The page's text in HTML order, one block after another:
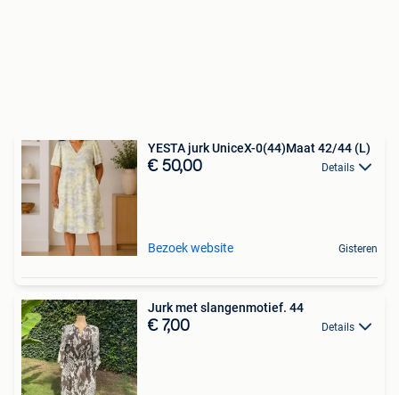
YESTA jurk UniceX-0(44)Maat 42/44 (L)
€ 50,00 Details
Bezoek website Gisteren
Jurk met slangenmotief. 44
€ 7,00 Details